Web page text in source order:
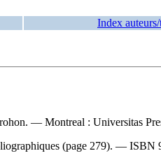
Index
— Montreal : Universitas
(page 279). — ISBN